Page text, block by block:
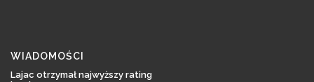
WIADOMOŚCI
Lajac otrzymał najwyższy rating